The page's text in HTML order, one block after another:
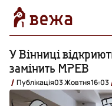
У Вінниці
замінить МРЕВ
Публікація03 Жовтня16:03